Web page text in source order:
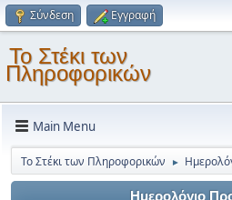
Σύνδεση Εγγραφή
Το Στέκι των
Πληροφορικών
Main Menu
Το Στέκι των Πληροφορικών ►
Ημερολόγιο